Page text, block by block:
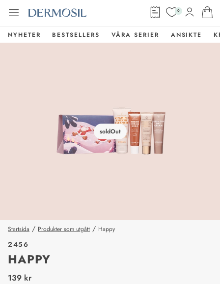
0
NYHETER BESTSELLERS VÅRA SERIER ANSIKTE
soldOut
Startsida / Produkter som utgått / Happy
2456
HAPPY
price_label
139 kr